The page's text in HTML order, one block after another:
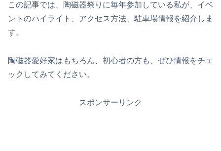
この記事では、陶磁器祭りに毎年参加している私が、イベ
ントのハイライト、アクセス方法、駐車場情報を紹介しま
す。
陶磁器愛好家はもちろん、初心者の方も、ぜひ情報をチェ
ックしてみてください。
スポンサーリンク